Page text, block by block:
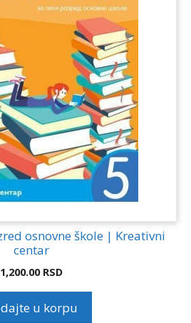
osnovne škole | Kreativni
centar
1,200.00 RSD
u korpu